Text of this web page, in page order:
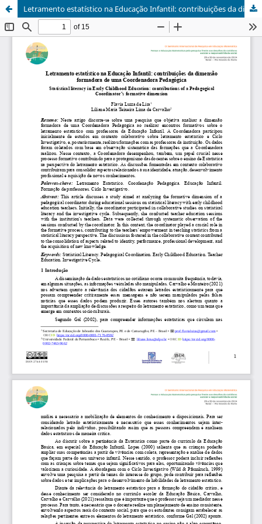
Letramento estatístico na Educação Infantil: contribuições da dimensão formadora de uma Coordenadora Pedagógica